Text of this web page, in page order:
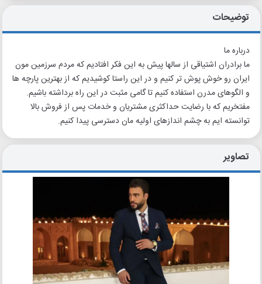
توضیحات
درباره ما
ما برادران اشتیاقی از سالها پیش به این فکر افتادیم که مردم سرزمین مون
ایران رو خوش پوش تر کنیم و در این راستا کوشیدیم که از بهترین پارچه ها
و الگوهای مدرن استفاده کنیم تا گامی مثبت در این راه برداشته باشیم.
مفتخریم که با رضایت حداکثری مشتریان و خدمات پس از فروش بالا
توانسته ایم به چشم اندازهای اولیه مان دسترسی پیدا کنیم.
تصاویر